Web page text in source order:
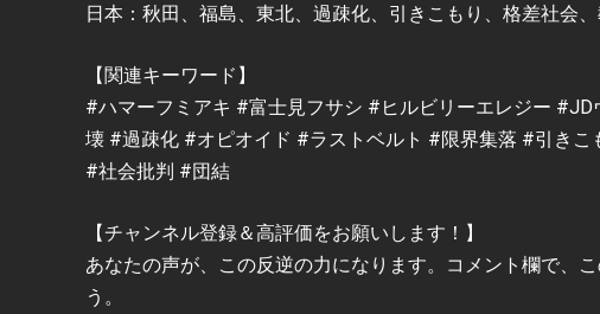
日本：秋田、福島、東北、過疎化、引きこもり、格差社会
【関連キーワード】
#ハマーフミアキ #富士見フサシ #ヒルビリーエレジー
壊 #過疎化 #オピオイド #ラストベルト #限界集落 #引き
#社会批判 #団結
【チャンネル登録＆高評価をお願いします！】
あなたの声が、この反逆の力になります。コメント欄で、
う。